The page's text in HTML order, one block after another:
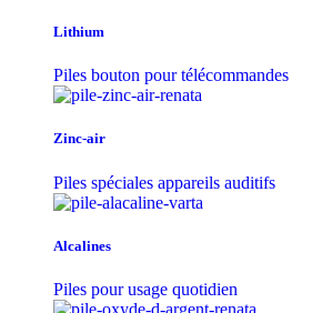
Lithium
Piles bouton pour télécommandes
Zinc-air
Piles spéciales appareils auditifs
Alcalines
Piles pour usage quotidien